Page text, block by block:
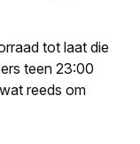
tot laat die
teen 23:00
reeds om